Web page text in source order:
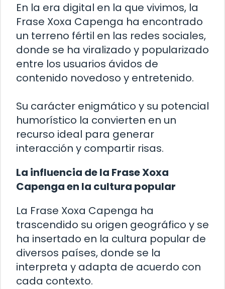
En la era digital en la que vivimos, la
Frase Xoxa Capenga ha encontrado
un terreno fértil en las redes sociales,
donde se ha viralizado y popularizado
entre los usuarios ávidos de
contenido novedoso y entretenido.
Su carácter enigmático y su potencial
humorístico la convierten en un
recurso ideal para generar
interacción y compartir risas.
La influencia de la Frase Xoxa
Capenga en la cultura popular
La Frase Xoxa Capenga ha
trascendido su origen geográfico y se
ha insertado en la cultura popular de
diversos países, donde se la
interpreta y adapta de acuerdo con
cada contexto.